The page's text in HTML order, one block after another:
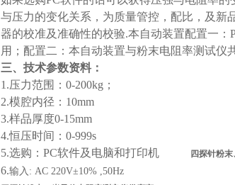
与压力的变化关系，为质量管控，配比，及新
器的校准及准确性的校验.本自动装置配置一
用；配置二：本自动装置与粉末电阻率测试仪
三、技术参数资料：
1.压力范围：0-200kg；
2.模腔内径：10mm
3.样品厚度0-15mm
4.恒压时间：0-999s
5.选购：PC软件及电脑和打印机
四探针粉
6.输入: AC 220V±10% ,50Hz